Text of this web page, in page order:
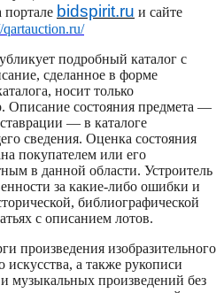
bidspirit.ru и сайте
qartauction.ru/
подробный каталог с
сделанное в форме
носит только
Описание состояния предмета —
— в каталоге
сведения. Оценка состояния
покупателем или его
в данной области. Устроитель
за какие-либо ошибки и
библиографической
с описанием лотов.
произведения изобразительного
искусства, а также рукописи
музыкальных произведений без